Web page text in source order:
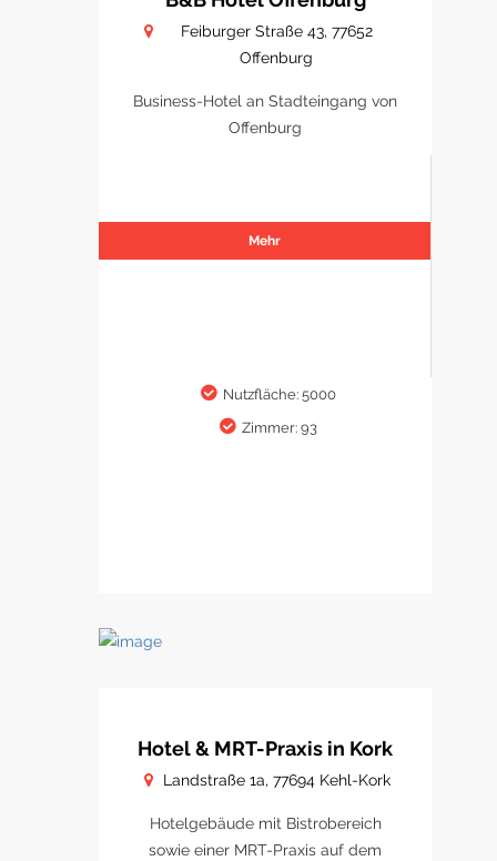
Feiburger Straße 43, 77652
Offenburg
Business-Hotel an Stadteingang von
Offenburg
Mehr
Nutzfläche: 5000
Zimmer: 93
Hotel & MRT-Praxis in Kork
Landstraße 1a, 77694 Kehl-Kork
Hotelgebäude mit Bistrobereich
sowie einer MRT-Praxis auf dem